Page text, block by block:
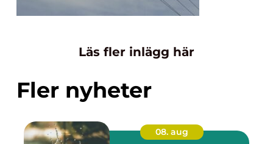
Läs fler inlägg här
Fler nyheter
08. aug